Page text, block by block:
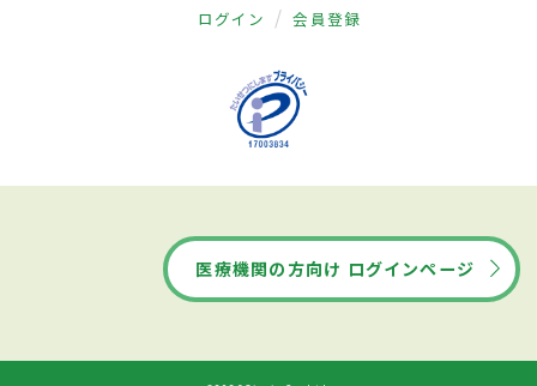
ログイン 会員登録
医療機関の方向け ログインページ